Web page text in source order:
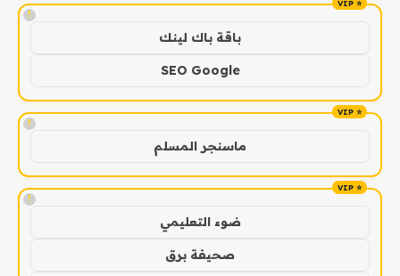
!
باقة باك لينك
SEO Google
!
ماسنجر المسلم
!
ضوء التعليمي
صحيفة برق